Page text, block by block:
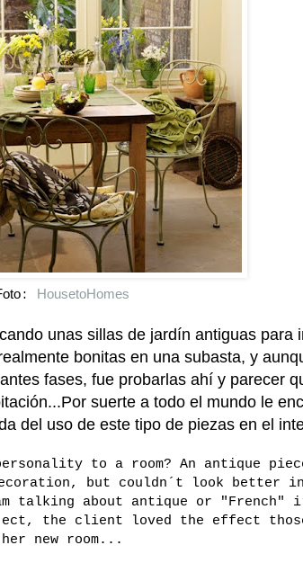
: HousetoHomes
unas sillas de jardín antiguas para
bonitas en una subasta, y
fases, fue probarlas ahí y parecer
suerte a todo el mundo le
del uso de este tipo de piezas en el
to a room? An antique
but couldn´t look better
talking about antique or "French"
the client loved the effect
her new room...